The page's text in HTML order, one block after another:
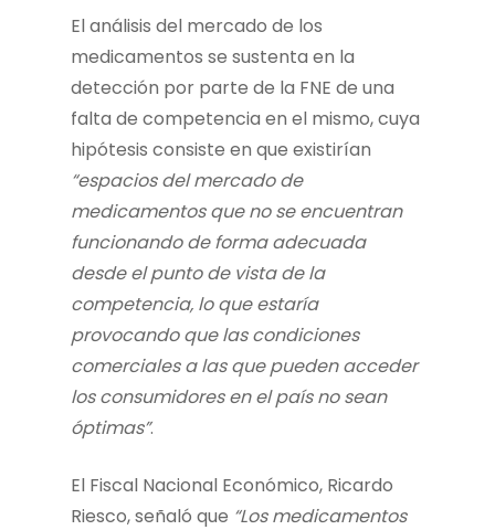
El análisis del mercado de los
medicamentos se sustenta en la
detección por parte de la FNE de una
falta de competencia en el mismo, cuya
hipótesis consiste en que existirían
“espacios del mercado de
medicamentos que no se encuentran
funcionando de forma adecuada
desde el punto de vista de la
competencia, lo que estaría
provocando que las condiciones
comerciales a las que pueden acceder
los consumidores en el país no sean
óptimas”.
El Fiscal Nacional Económico, Ricardo
Riesco, señaló que “Los medicamentos